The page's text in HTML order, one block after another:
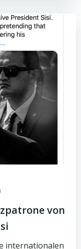
von
internationalen